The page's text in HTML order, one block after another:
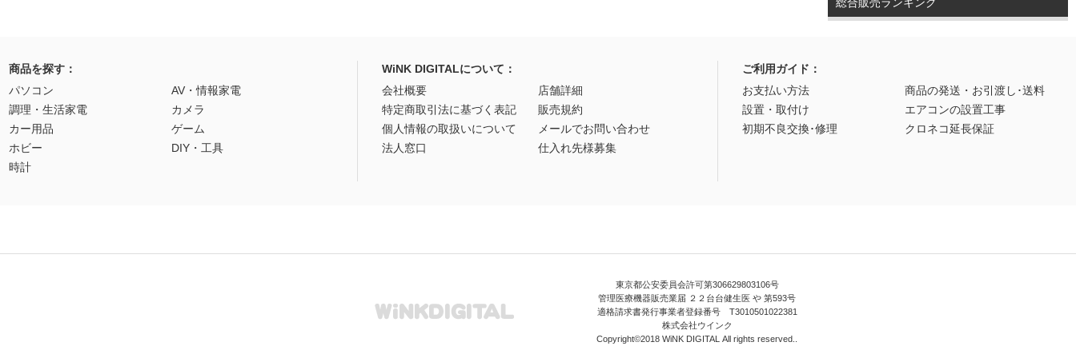
総合販売ランキング
商品を探す：
パソコン
AV・情報家電
調理・生活家電
カメラ
カー用品
ゲーム
ホビー
DIY・工具
時計
WiNK DIGITALについて：
会社概要
店舗詳細
特定商取引法に基づく表記
販売規約
個人情報の取扱いについて
メールでお問い合わせ
法人窓口
仕入れ先様募集
ご利用ガイド：
お支払い方法
商品の発送・お引渡し･送料
設置・取付け
エアコンの設置工事
初期不良交換･修理
クロネコ延長保証
東京都公安委員会許可第306629803106号
管理医療機器販売業届 ２２台台健生医 や 第593号
適格請求書発行事業者登録番号 T3010501022381
株式会社ウインク
Copyright©2018 WiNK DIGITAL All rights reserved..